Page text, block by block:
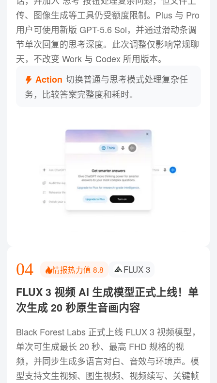
传、图像生成等工具仍受额度限制。Plus 与 Pro
用户可使用新版 GPT-5.6 Sol，并通过滑动条调
节单次回复的思考深度。此次调整仅影响常规聊
天，不改变 Work 与 Codex 所用版本。
Action 切换普通与思考模式处理复杂任
务，比较答案完整度和耗时。
04 情报热力值8.8 FLUX 3
FLUX 3 视频 AI 生成模型正式上线！单
次生成 20 秒原生音画内容
Black Forest Labs 正式上线 FLUX 3 视频模型，
单次可生成最长 20 秒、最高 FHD 规格的视
频，并同步生成多语言对白、音效与环境声。模
型支持文生视频、图生视频、视频续写、关键帧